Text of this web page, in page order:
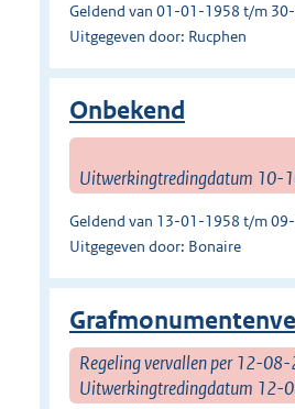
Geldend van 01-01-1958 t/m
Uitgegeven door: Rucphen
Onbekend
Uitwerkingtredingdatum 10-
Geldend van 13-01-1958 t/m
Uitgegeven door: Bonaire
Regeling vervallen per 12-
Uitwerkingtredingdatum 12-